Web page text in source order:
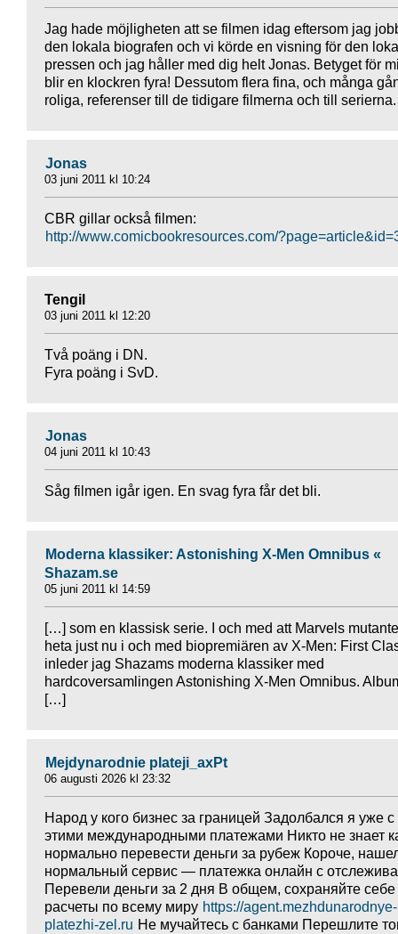
Jag hade möjligheten att se filmen idag eftersom jag
den lokala biografen och vi körde en visning för den
pressen och jag håller med dig helt Jonas. Betyget för
blir en klockren fyra! Dessutom flera fina, och många
roliga, referenser till de tidigare filmerna och till serierna.
Jonas
03 juni 2011 kl 10:24
CBR gillar också filmen:
http://www.comicbookresources.com/
Tengil
03 juni 2011 kl 12:20
Två poäng i DN.
Fyra poäng i SvD.
Jonas
04 juni 2011 kl 10:43
Såg filmen igår igen. En svag fyra får det bli.
Moderna klassiker: Astonishing X-Men Omnibus «
Shazam.se
05 juni 2011 kl 14:59
[…] som en klassisk serie. I och med att Marvels
heta just nu i och med biopremiären av X-Men: First
inleder jag Shazams moderna klassiker med
hardcoversamlingen Astonishing X-Men Omnibus.
[…]
Mejdynarodnie plateji_axPt
06 augusti 2026 kl 23:32
Народ у кого бизнес за границей Задолбался я уже с
этими международными платежами Никто не знает
нормально перевести деньги за рубеж Короче,
нормальный сервис — платежка онлайн с
Перевели деньги за 2 дня В общем, сохраняйте
расчеты по всему миру https://agent.mezhdunarodnye-
platezhi-zel.ru Не мучайтесь с банками Перешлите